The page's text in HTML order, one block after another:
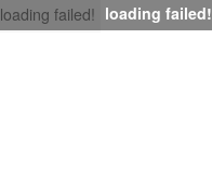
loading failed! loading failed!